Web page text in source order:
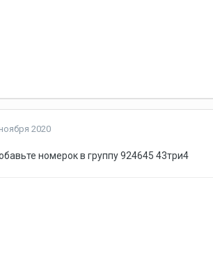
2020
номерок в группу 924645 43три4